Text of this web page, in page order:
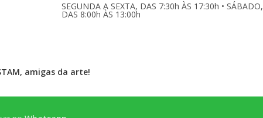
SEGUNDA A SEXTA, DAS 7:30h ÀS 17:30h • SÁBADO,
DAS 8:00h ÀS 13:00h
, amigas da arte!